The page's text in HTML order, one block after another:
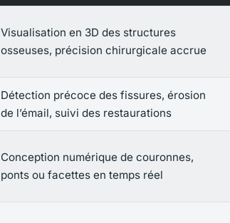
Visualisation en 3D des structures
osseuses, précision chirurgicale accrue
Détection précoce des fissures, érosion
de l’émail, suivi des restaurations
Conception numérique de couronnes,
ponts ou facettes en temps réel